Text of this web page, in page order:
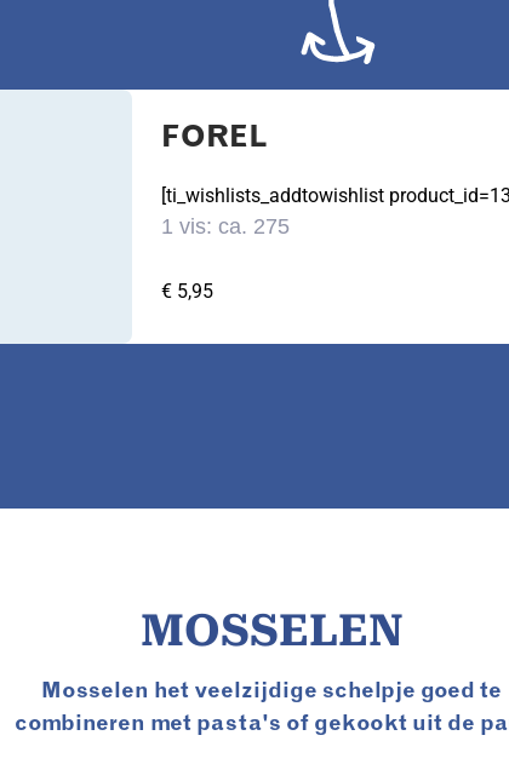
FOREL
[ti_wishlists_addtowishlist
1 vis: ca. 275
€5,95
MOSSELEN
Mosselen het veelzijdige schelpje goed te
combineren met pasta's of gekookt uit de